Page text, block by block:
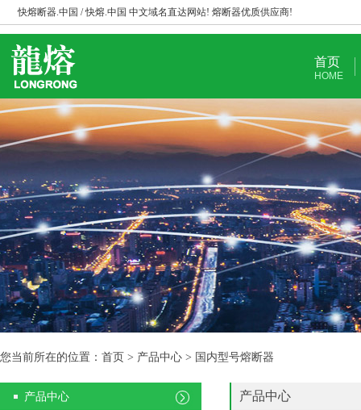
快熔断器.中国 / 快熔.中国 中文域名直达网站! 熔断器优质供应商!
首页
HOME
您当前所在的位置：首页 > 产品中心 > 国内型号熔断器
产品中心 产品中心